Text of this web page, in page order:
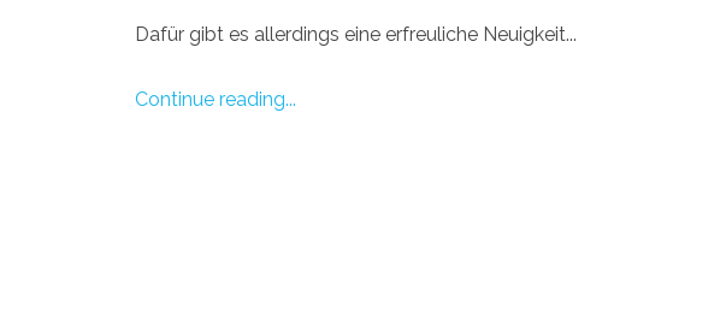
Dafür gibt es allerdings eine erfreuliche Neuigkeit...
Continue reading...